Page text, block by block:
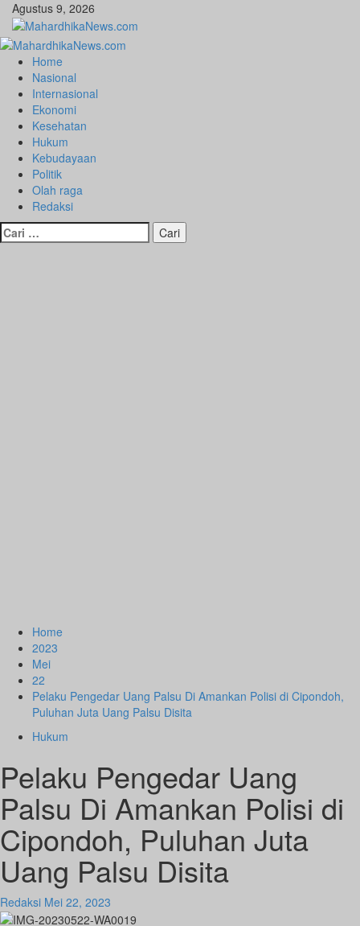
Skip
content
Agustus 9, 2026
Primary
Menu
Home
Nasional
Internasional
Ekonomi
Kesehatan
Hukum
Kebudayaan
Politik
Olah raga
Redaksi
Cari
untuk:
Home
2023
Mei
22
Pelaku Pengedar Uang Palsu Di Amankan Polisi di Cipondoh,
Puluhan Juta Uang Palsu Disita
Hukum
Pelaku Pengedar Uang
Palsu Di Amankan Polisi di
Cipondoh, Puluhan Juta
Uang Palsu Disita
Redaksi Mei 22, 2023